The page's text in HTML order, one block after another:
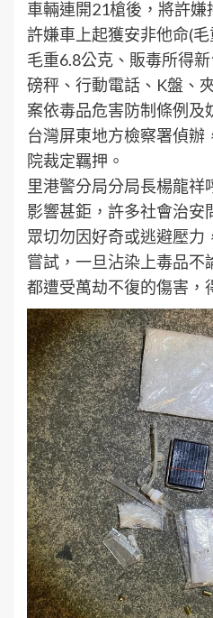
車輛連開21槍後，將許
許嫌車上起獲安非他命(
毛重6.8公克、販毒所得
磅秤、行動電話、K盤、
案依毒品危害防制條例及
台灣屏東地方檢察署偵辦
院裁定羈押。
里港警分局分局長楊龍祥
影響甚鉅，許多社會治安
眾切勿因好奇或逃避壓力
嘗試，一旦沾染上毒品不
都遭受萬劫不復的傷害，